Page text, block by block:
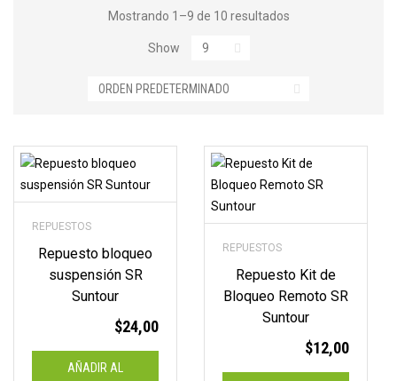
i
a
l
Mostrando 1–9 de 10 resultados
Show
REPUESTOS
Repuesto bloqueo
suspensión SR
Suntour
$24,00
AÑADIR AL
REPUESTOS
Repuesto Kit de
Bloqueo Remoto SR
Suntour
$12,00